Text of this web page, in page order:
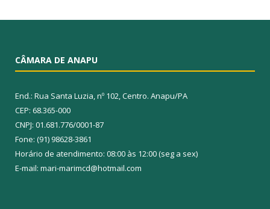
CÂMARA DE ANAPU
End.: Rua Santa Luzia, nº 102, Centro. Anapu/PA
CEP: 68.365-000
CNPJ: 01.681.776/0001-87
Fone: (91) 98628-3861
Horário de atendimento: 08:00 às 12:00 (seg a sex)
E-mail: mari-marimcd@hotmail.com